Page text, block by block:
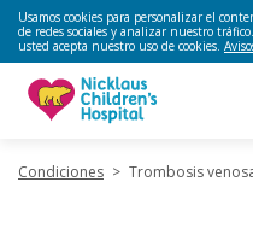
Usamos cookies para personalizar el
de redes sociales y analizar nuestro
usted acepta nuestro uso de cookies.
Condiciones > Trombosis